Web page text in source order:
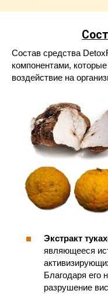
Состав средства
компонентами,
воздействие на
Экстракт
являющееся
Благодаря его
разрушение